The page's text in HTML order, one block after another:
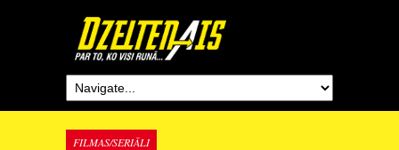
FILMAS/SERIĀLI